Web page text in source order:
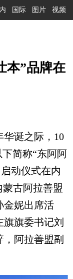
国际 图片 视频
本”品牌在
诞之际，10
简称“东阿阿
动仪式在内
古阿拉善盟
金妮出席活
旗委书记刘
阿拉善盟副